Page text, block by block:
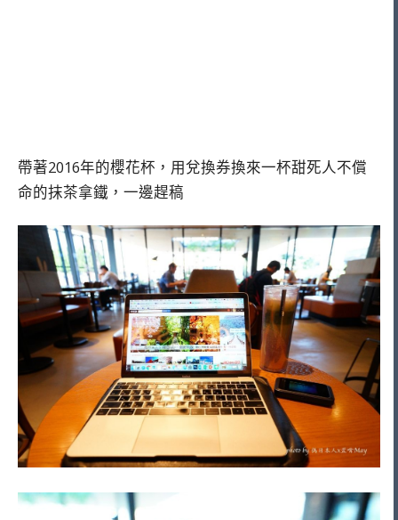
帶著2016年的櫻花杯，用兌換券換來一杯甜死人不償
命的抹茶拿鐵，一邊趕稿